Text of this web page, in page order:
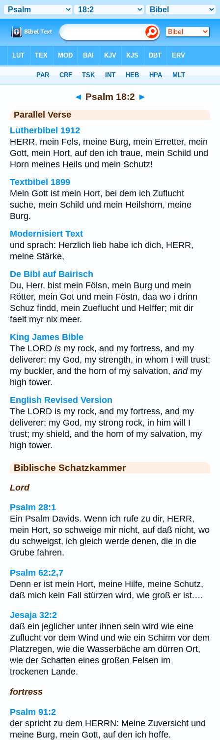
◄ Psalm 18:2 ►
Parallel Verse
Lutherbibel 1912
HERR, mein Fels, meine Burg, mein Erretter, mein
Gott, mein Hort, auf den ich traue, mein Schild und
Horn meines Heils und mein Schutz!
Textbibel 1899
Mein Gott ist mein Hort, bei dem ich Zuflucht
suche, mein Schild und mein Heilshorn, meine
Burg.
Modernisiert Text
und sprach: Herzlich lieb habe ich dich, HERR,
meine Stärke,
De Bibl auf Bairisch
Du, Herr, bist mein Fölsn, mein Burg und mein
Rötter, mein Got und mein Föstn, daa wo i drinn
Schuz findd, mein Zueflucht und Helffer; mit dir
faelt myr nix meer.
King James Bible
The LORD is my rock, and my fortress, and my
deliverer; my God, my strength, in whom I will trust;
my buckler, and the horn of my salvation, andmy
high tower.
English Revised Version
The LORD is my rock, and my fortress, and my
deliverer; my God, my strong rock, in him will I
trust; my shield, and the horn of my salvation, my
high tower.
Biblische Schatzkammer
Lord
Psalm 28:1
Ein Psalm Davids. Wenn ich rufe zu dir, HERR,
mein Hort, so schweige mir nicht, auf daß nicht, wo
du schweigst, ich gleich werde denen, die in die
Grube fahren.
Psalm 62:2,7
Denn er ist mein Hort, meine Hilfe, meine Schutz,
daß mich kein Fall stürzen wird, wie groß er ist.…
Jesaja 32:2
daß ein jeglicher unter ihnen sein wird wie eine
Zuflucht vor dem Wind und wie ein Schirm vor dem
Platzregen, wie die Wasserbäche am dürren Ort,
wie der Schatten eines großen Felsen im
trockenen Lande.
fortress
Psalm 91:2
der spricht zu dem HERRN: Meine Zuversicht und
meine Burg, mein Gott, auf den ich hoffe.